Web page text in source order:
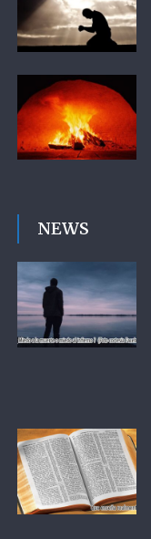
NEWS